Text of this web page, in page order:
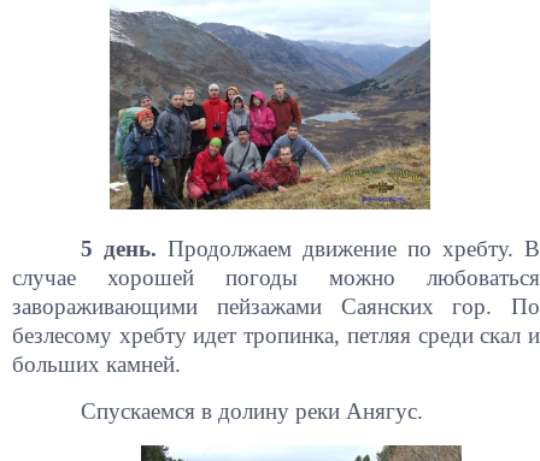
5 день. Продолжаем движение по хребту. В
случае хорошей погоды можно любоваться
завораживающими пейзажами Саянских гор. По
безлесому хребту идет тропинка, петляя среди скал и
больших камней.
Спускаемся в долину реки Анягус.